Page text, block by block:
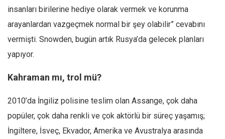
insanları birilerine hediye olarak vermek ve korunma
arayanlardan vazgeçmek normal bir şey olabilir” cevabını
vermişti. Snowden, bugün artık Rusya’da gelecek planları
yapıyor.
Kahraman mı, trol mü?
2010’da İngiliz polisine teslim olan Assange, çok daha
popüler, çok daha renkli ve çok aktörlü bir süreç yaşamış;
İngiltere, İsveç, Ekvador, Amerika ve Avustralya arasında